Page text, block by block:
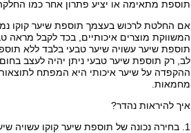
תוספת מתאימה או יציע פתרון אחר כמו
אם החלטת לרכוש בעצמך תוספת שיער קוקו
המשווקת מוצרים איכותיים, בכד לקבל מראה
תוספת שיער עשויה שיער טבעי בלבד ללא
לב, רק תוספת שיער טבעי ניתן יהיה לעצב
ההקפדה על שיער איכותי היא המפתח
מחמאות.
איך להיראות נהדר?
1. בחירה נכונה של תוספת שיער קוקו עשויה שיער טבעי.